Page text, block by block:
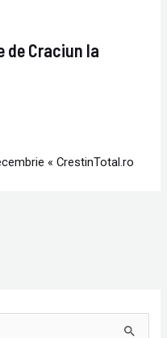
de Craciun la
« CrestinTotal.ro